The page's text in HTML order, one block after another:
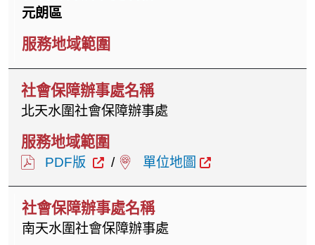
元朗區
北天水圍社會保障辦事處
PDF版 / 單位地圖
南天水圍社會保障辦事處